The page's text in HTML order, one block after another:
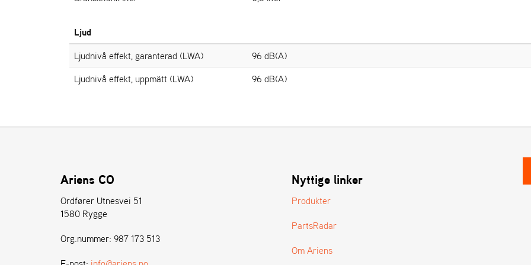
Ljud
Ljudnivå effekt, garanterad (LWA)
96 dB(A)
Ljudnivå effekt, uppmätt (LWA)
96 dB(A)
Ariens CO
Ordfører Utnesvei 51
1580 Rygge
Org.nummer: 987 173 513
Nyttige linker
Produkter
PartsRadar
Om Ariens